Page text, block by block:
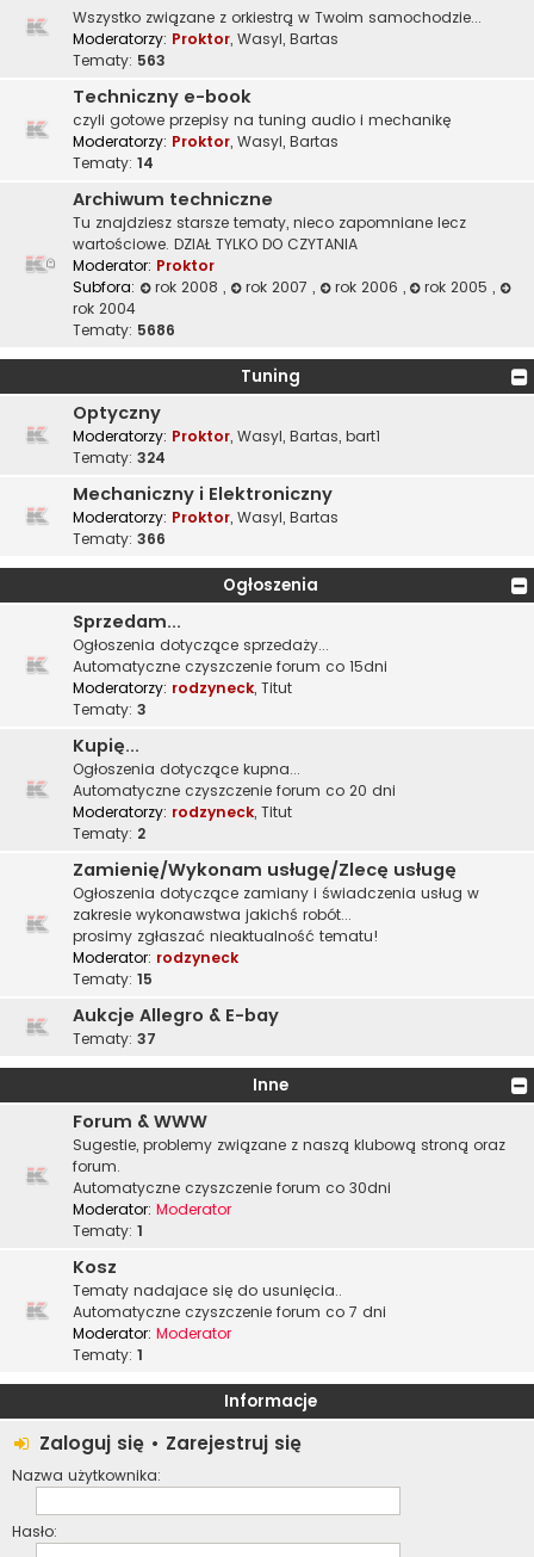
Wszystko związane z orkiestrą w Twoim samochodzie...
Moderatorzy: Proktor, Wasyl, Bartas
Tematy: 563
Techniczny e-book
czyli gotowe przepisy na tuning audio i mechanikę
Moderatorzy: Proktor, Wasyl, Bartas
Tematy: 14
Archiwum techniczne
Tu znajdziesz starsze tematy, nieco zapomniane lecz
wartościowe. DZIAŁ TYLKO DO CZYTANIA
Moderator: Proktor
Subfora:
rok 2008 , rok 2007 , rok 2006 , rok 2005,
rok 2004
Tematy: 5686
Tuning
Optyczny
Moderatorzy: Proktor, Wasyl, Bartas, bart1
Tematy: 324
Mechaniczny i Elektroniczny
Moderatorzy: Proktor, Wasyl, Bartas
Tematy: 366
Ogłoszenia
Sprzedam...
Ogłoszenia dotyczące sprzedaży...
Automatyczne czyszczenie forum co 15dni
Moderatorzy: rodzyneck, Titut
Tematy: 3
Kupię...
Ogłoszenia dotyczące kupna...
Automatyczne czyszczenie forum co 20 dni
Moderatorzy: rodzyneck, Titut
Tematy: 2
Zamienię/Wykonam usługę/Zlecę usługę
Ogłoszenia dotyczące zamiany i świadczenia usług w
zakresie wykonawstwa jakichś robót...
prosimy zgłaszać nieaktualność tematu!
Moderator: rodzyneck
Tematy: 15
Aukcje Allegro & E-bay
Tematy: 37
Inne
Forum & WWW
Sugestie, problemy związane z naszą klubową stroną oraz
forum.
Automatyczne czyszczenie forum co 30dni
Moderator: Moderator
Tematy: 1
Kosz
Tematy nadajace się do usunięcia..
Automatyczne czyszczenie forum co 7 dni
Moderator: Moderator
Tematy: 1
Informacje
Zaloguj się • Zarejestruj się
Nazwa użytkownika:
Hasło: